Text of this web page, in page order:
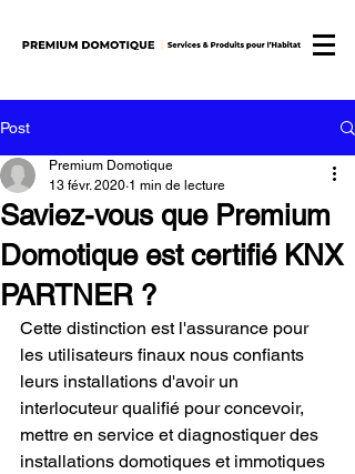
Post
Saviez-vous que Premium
Domotique est certifié KNX
PARTNER ?
Premium Domotique
13 févr. 2020 1 min de lecture
Cette distinction est l'assurance pour
les utilisateurs finaux nous confiants
leurs installations d'avoir un
interlocuteur qualifié pour concevoir,
mettre en service et diagnostiquer des
installations domotiques et immotiques